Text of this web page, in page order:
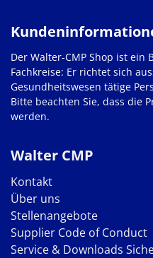
Walter CMP
Kontakt
Über uns
Stellenangebote
Supplier Code of Conduct
Service & Downloads
Der Walter-CMP Shop ist ein
Fachkreise: Er richtet sich
Gesundheitswesen tätige
Bitte beachten Sie, dass die
werden.